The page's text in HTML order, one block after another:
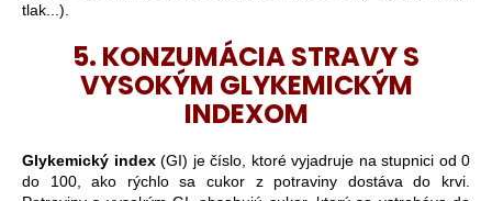
tlak...).
5. KONZUMÁCIA STRAVY S
VYSOKÝM GLYKEMICKÝM
INDEXOM
Glykemický index(GI) je číslo, ktoré vyjadruje na stupnici od 0
do 100, ako rýchlo sa cukor z potraviny dostáva do krvi.